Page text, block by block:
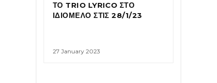
ΤΟ TRIO LYRICO ΣΤΟ
ΙΔΙΟΜΕΛΟ ΣΤΙΣ 28/1/23
27 January 2023